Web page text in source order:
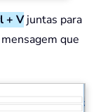
+ Vjuntas para
que